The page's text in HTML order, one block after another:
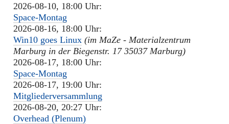
2026-08-10, 18:00 Uhr:
Space-Montag
2026-08-16, 18:00 Uhr:
Win10 goes Linux (im MaZe - Materialzentrum
Marburg in der Biegenstr. 17 35037 Marburg)
2026-08-17, 18:00 Uhr:
Space-Montag
2026-08-17, 19:00 Uhr:
Mitgliederversammlung
2026-08-20, 20:27 Uhr:
Overhead (Plenum)